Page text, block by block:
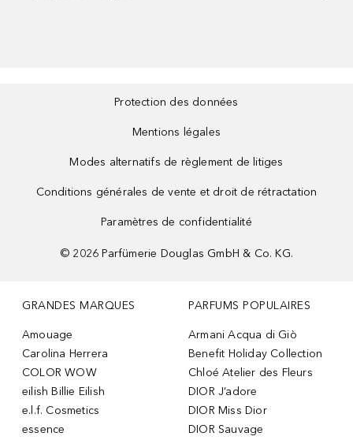
Protection des données
Mentions légales
Modes alternatifs de règlement de litiges
Conditions générales de vente et droit de rétractation
Paramètres de confidentialité
© 2026 Parfümerie Douglas GmbH & Co. KG.
GRANDES MARQUES
Amouage
Carolina Herrera
COLOR WOW
eilish Billie Eilish
e.l.f. Cosmetics
essence
PARFUMS POPULAIRES
Armani Acqua di Giò
Benefit Holiday Collection
Chloé Atelier des Fleurs
DIOR J’adore
DIOR Miss Dior
DIOR Sauvage